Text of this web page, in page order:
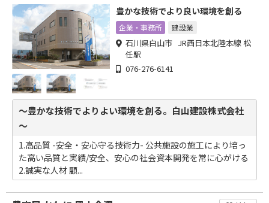
豊かな技術でより良い環境を創る
企業・事務所 建設業
石川県白山市 JR西日本北陸本線 松
任駅
076-276-6141
～豊かな技術でよりよい環境を創る。白山建設株式会社
～
1.高品質 -安全・安心守る技術力- 公共施設の施工により培っ
た高い品質と実績/安全、安心の社会資本開発を常に心がける
2.誠実な人材 顧...